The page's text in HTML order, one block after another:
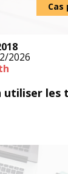
Cas
2026
utiliser les